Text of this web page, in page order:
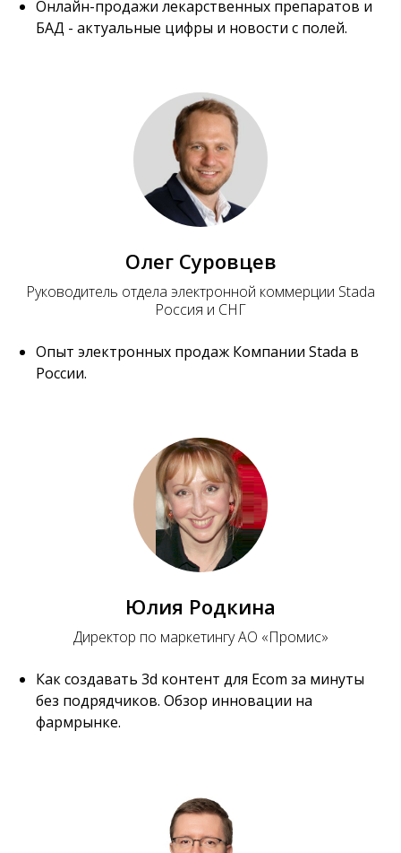
Онлайн-продажи лекарственных препаратов и
БАД - актуальные цифры и новости с полей.
Олег Суровцев
Руководитель отдела электронной коммерции Stada
Россия и СНГ
Опыт электронных продаж Компании Stada в
России.
Юлия Родкина
Директор по маркетингу АО «Промис»
Как создавать 3d контент для Ecom за минуты
без подрядчиков. Обзор инновации на
фармрынке.